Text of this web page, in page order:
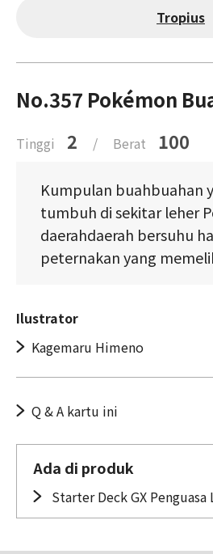
Tropius
No.357 Pokémon
Tinggi 2 / Berat 100
Kumpulan buahbuahan
tumbuh di sekitar leher
daerahdaerah bersuhu
peternakan yang
Ilustrator
Kagemaru Himeno
Q & A kartu ini
Ada di produk
Starter Deck GX Penguasa